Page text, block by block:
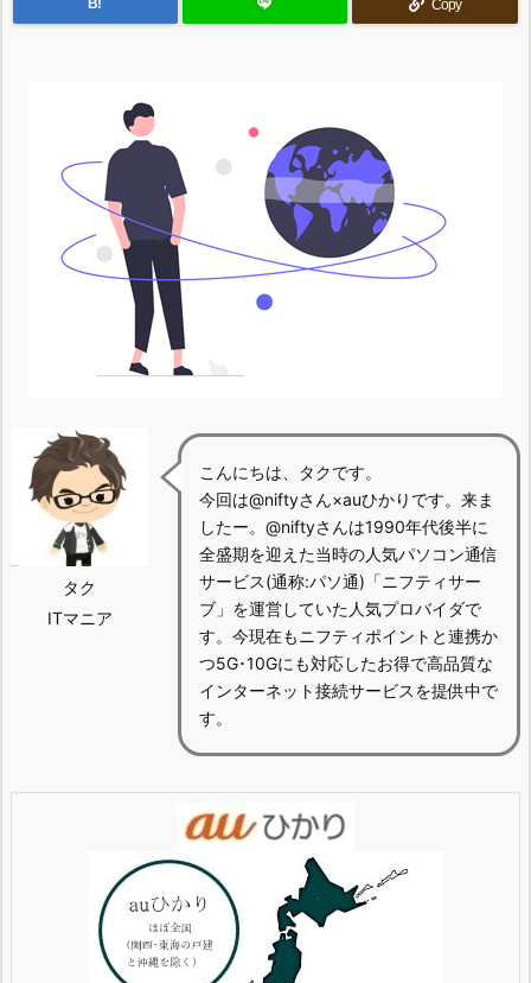
B! Copy
タク
ITマニア
こんにちは、タクです。
今回は@niftyさん×auひかりです。来ま
したー。@niftyさんは1990年代後半に
全盛期を迎えた当時の人気パソコン通信
サービス(通称:パソ通)「ニフティサー
ブ」を運営していた人気プロバイダで
す。今現在もニフティポイントと連携か
つ5G･10Gにも対応したお得で高品質な
インターネット接続サービスを提供中で
す。